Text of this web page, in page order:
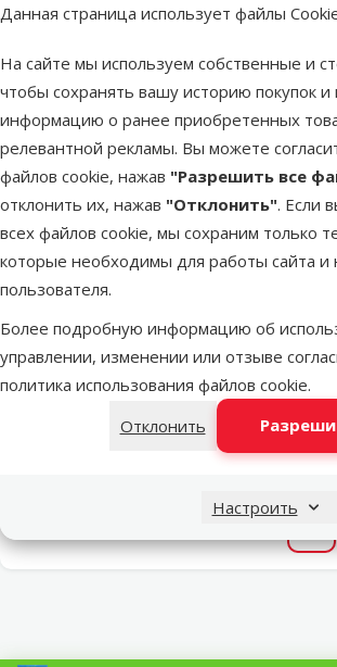
Данная страница использует файлы
На сайте мы используем собственные и
чтобы сохранять вашу историю покупок и
информацию о ранее приобретенных
релевантной рекламы. Вы можете
файлов cookie, нажав "Разрешить все
отклонить их, нажав "Отклонить". Если
всех файлов cookie, мы сохраним только
которые необходимы для работы сайта и
пользователя.
Более подробную информацию об
управлении, изменении или отзыве
политика использования файлов cookie.
Отклонить
Настроить
Обогреватель для аквариума –
MARINA 50 W mini
Оценка 0%
Исходная цена
24,99 €
18,98 €
Скидка
В